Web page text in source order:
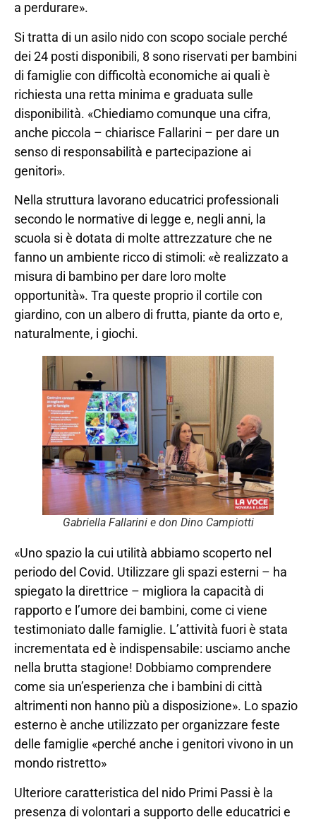
a perdurare».
Si tratta di un asilo nido con scopo sociale perché
dei 24 posti disponibili, 8 sono riservati per bambini
di famiglie con difficoltà economiche ai quali è
richiesta una retta minima e graduata sulle
disponibilità. «Chiediamo comunque una cifra,
anche piccola – chiarisce Fallarini – per dare un
senso di responsabilità e partecipazione ai
genitori».
Nella struttura lavorano educatrici professionali
secondo le normative di legge e, negli anni, la
scuola si è dotata di molte attrezzature che ne
fanno un ambiente ricco di stimoli: «è realizzato a
misura di bambino per dare loro molte
opportunità». Tra queste proprio il cortile con
giardino, con un albero di frutta, piante da orto e,
naturalmente, i giochi.
Gabriella Fallarini e don Dino Campiotti
«Uno spazio la cui utilità abbiamo scoperto nel
periodo del Covid. Utilizzare gli spazi esterni – ha
spiegato la direttrice – migliora la capacità di
rapporto e l’umore dei bambini, come ci viene
testimoniato dalle famiglie. L’attività fuori è stata
incrementata ed è indispensabile: usciamo anche
nella brutta stagione! Dobbiamo comprendere
come sia un’esperienza che i bambini di città
altrimenti non hanno più a disposizione». Lo spazio
esterno è anche utilizzato per organizzare feste
delle famiglie «perché anche i genitori vivono in un
mondo ristretto»
Ulteriore caratteristica del nido Primi Passi è la
presenza di volontari a supporto delle educatrici e